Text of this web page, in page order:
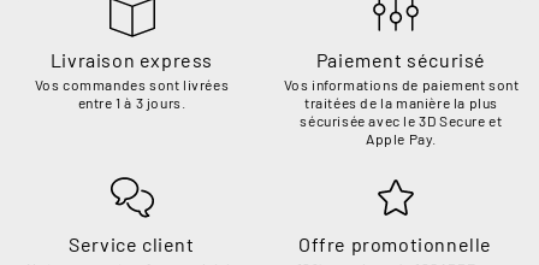
Livraison express
Vos commandes sont livrées
entre 1 à 3 jours.
Paiement sécurisé
Vos informations de paiement sont
traitées de la manière la plus
sécurisée avec le 3D Secure et
Apple Pay.
Service client Offre promotionnelle